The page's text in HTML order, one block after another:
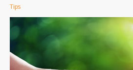
Tips